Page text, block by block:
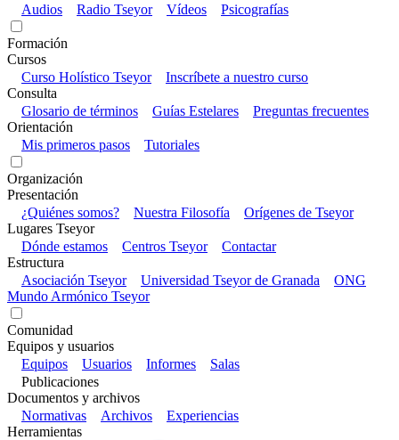
Audios
Radio Tseyor Vídeos Psicografías
Formación
Cursos
Curso Holístico Tseyor
Inscríbete a nuestro curso
Consulta
Glosario de términos
Guías Estelares
Preguntas frecuentes
Orientación
Mis primeros pasos
Tutoriales
Organización
Presentación
¿Quiénes somos?
Nuestra Filosofía
Orígenes de Tseyor
Lugares Tseyor
Dónde estamos
Centros Tseyor
Contactar
Estructura
Asociación Tseyor
Universidad Tseyor de Granada
ONG
Mundo Armónico Tseyor
Comunidad
Equipos y usuarios
Equipos
Usuarios Informes
Salas
Publicaciones
Documentos y archivos
Normativas
Archivos
Experiencias
Herramientas